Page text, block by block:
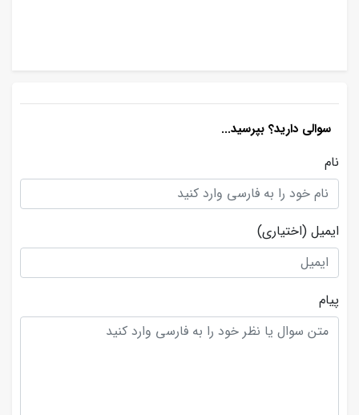
سوالی دارید؟ بپرسید...
نام
ایمیل (اختیاری)
پیام